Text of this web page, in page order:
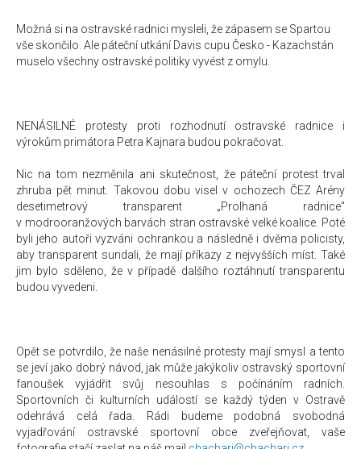
Možná si na ostravské radnici mysleli, že zápasem se Spartou
vše skončilo. Ale páteční utkání Davis cupu Česko - Kazachstán
muselo všechny ostravské politiky vyvést z omylu.
NENÁSILNÉ protesty proti rozhodnutí ostravské radnice i
výrokům primátora Petra Kajnara budou pokračovat.
Nic na tom nezměnila ani skutečnost, že páteční protest trval
zhruba pět minut. Takovou dobu visel v ochozech ČEZ Arény
desetimetrový transparent „Prolhaná radnice"
v modrooranžových barvách stran ostravské velké koalice. Poté
byli jeho autoři vyzváni ochrankou a následně i dvěma policisty,
aby transparent sundali, že mají příkazy z nejvyšších míst. Také
jim bylo sděleno, že v případě dalšího roztáhnutí transparentu
budou vyvedeni.
Opět se potvrdilo, že naše nenásilné protesty mají smysl a tento
se jeví jako dobrý návod, jak může jakýkoliv ostravský sportovní
fanoušek vyjádřit svůj nesouhlas s počínáním radních.
Sportovních či kulturních událostí se každý týden v Ostravě
odehrává celá řada. Rádi budeme podobná svobodná
vyjadřování ostravské sportovní obce zveřejňovat, vaše